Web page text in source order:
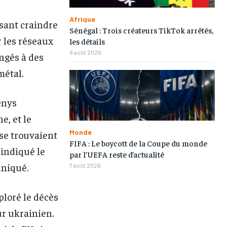
LOMEBOUGEINFO
NOUVELLE D’AFRIQUE
LEDEFENSEURINFO
228FOOT
ACTU LOMÉ
LOMEBOUGEINFO
NOUVELLE D’AFRIQUE
LEDEFENSEURINFO
228FOOT
ACTU LOMÉ
LOMEBOUGEINFO
NOUVELLE D’AFRIQUE
LEDEFENSEURINFO
228FOOT
ACTU LOMÉ
LOMEBOUGEINFO
NOUVELLE D’AFRIQUE
LEDEFENSEURINFO
228FOOT
ACTU LOMÉ
craindre
réseaux
à des
et le
trouvaient
indiqué le
le décès
ukrainien.
Afrique
Sénégal : Trois créateurs TikTok arrêtés,
les détails
8 août 2026
Monde
FIFA : Le boycott de la Coupe du monde
par l’UEFA reste d’actualité
7 août 2026